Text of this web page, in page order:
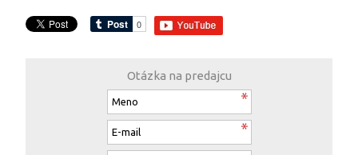
Otázka na predajcu